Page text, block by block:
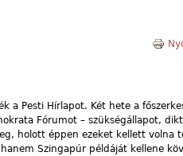
a Pesti Hírlapot. Két hete a
Fórumot – szükségállapot,
holott éppen ezeket kellett volna
Szingapúr példáját kellene